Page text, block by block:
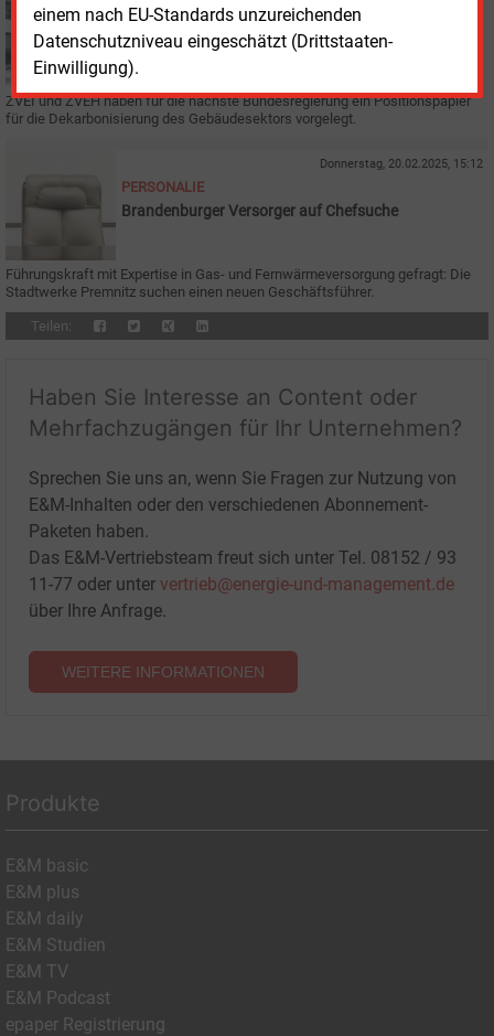
einem nach EU-Standards unzureichenden
Datenschutzniveau eingeschätzt (Drittstaaten-
Einwilligung).
WÄRME
Handwerksverbände warnen vor Rollback
ZVEI und ZVEH haben für die nächste Bundesregierung ein Positionspapier
für die Dekarbonisierung des Gebäudesektors vorgelegt.
Donnerstag, 20.02.2025, 15:12
PERSONALIE
Brandenburger Versorger auf Chefsuche
Führungskraft mit Expertise in Gas- und Fernwärmeversorgung gefragt: Die
Stadtwerke Premnitz suchen einen neuen Geschäftsführer.
Teilen:
Haben Sie Interesse an Content oder
Mehrfachzugängen für Ihr Unternehmen?
Sprechen Sie uns an, wenn Sie Fragen zur Nutzung von
E&M-Inhalten oder den verschiedenen Abonnement-
Paketen haben.
Das E&M-Vertriebsteam freut sich unter Tel. 08152 / 93
11-77 oder unter vertrieb@energie-und-management.de
über Ihre Anfrage.
WEITERE INFORMATIONEN
Produkte
E&M basic
E&M plus
E&M daily
E&M Studien
E&M TV
E&M Podcast
epaper Registrierung